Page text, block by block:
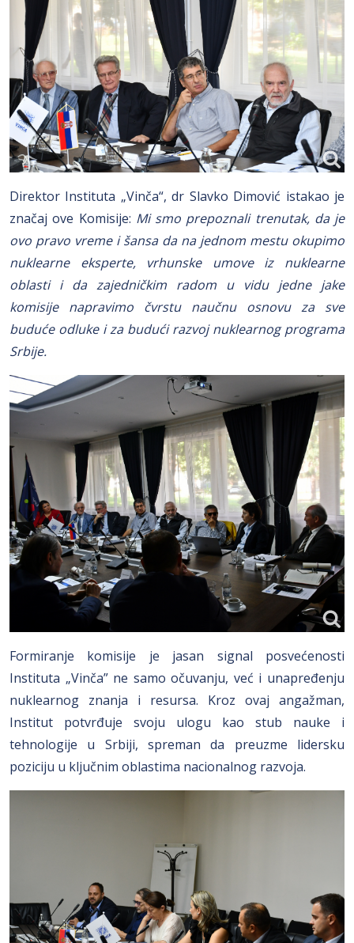
Direktor Instituta „Vinča“, dr Slavko Dimović istakao je
značaj ove Komisije: Mi smo prepoznali trenutak, da je
ovo pravo vreme i šansa da na jednom mestu okupimo
nuklearne eksperte, vrhunske umove iz nuklearne
oblasti i da zajedničkim radom u vidu jedne jake
komisije napravimo čvrstu naučnu osnovu za sve
buduće odluke i za budući razvoj nuklearnog programa
Srbije.
Formiranje komisije je jasan signal posvećenosti
Instituta „Vinča” ne samo očuvanju, već i unapređenju
nuklearnog znanja i resursa. Kroz ovaj angažman,
Institut potvrđuje svoju ulogu kao stub nauke i
tehnologije u Srbiji, spreman da preuzme lidersku
poziciju u ključnim oblastima nacionalnog razvoja.